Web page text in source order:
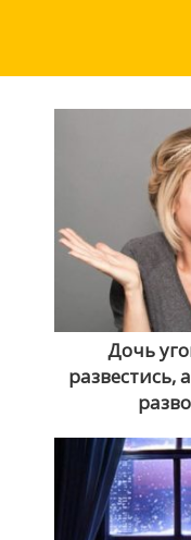
Дочь
развестись,